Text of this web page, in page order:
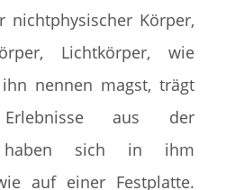
nichtphysischer Körper,
Lichtkörper, wie
nennen magst, trägt
Erlebnisse aus der
haben sich in ihm
auf einer Festplatte.